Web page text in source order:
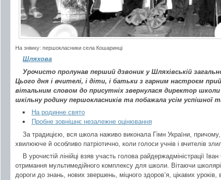
На знімку: першокласники села Кошаринці
Шляхова
Урочисто пролунав перший дзвоник у Шляхівській
Цього дня і вчителі, і діти, і батьки з гарним настроєм
вітальним словом до присутніх звернулася директор школи
шкільну родину першокласників та побажала усім успішної
На родинне свято
Пробне зовнішнє незалежне оцінювання
За традицією, вся школа наживо виконала Гімн України,
хвилююче й особливо патріотично, коли голоси учнів і вчителів
В урочистій лінійці взяв участь голова райдержадміністрації
отримання мультимедійного комплексу для школи. Вітаючи
дороги до знань, нових звершень, міцного здоров’я, цікавих уроків,